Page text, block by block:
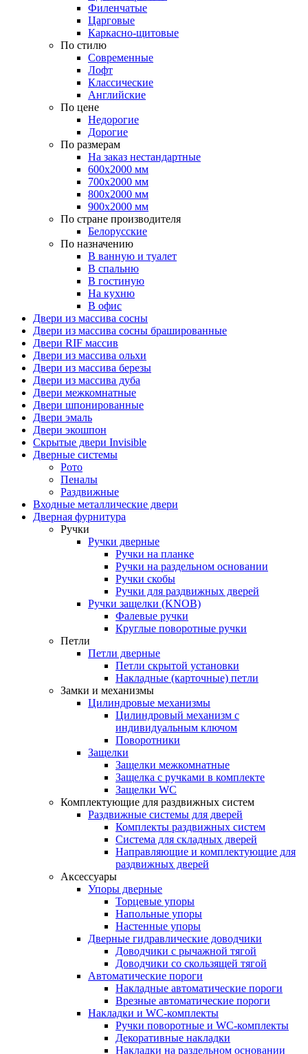
Филенчатые
Царговые
Каркасно-щитовые
По стилю
Современные
Лофт
Классические
Английские
По цене
Недорогие
Дорогие
По размерам
На заказ нестандартные
600х2000 мм
700х2000 мм
800х2000 мм
900х2000 мм
По стране производителя
Белорусские
По назначению
В ванную и туалет
В спальню
В гостиную
На кухню
В офис
Двери из массива сосны
Двери из массива сосны брашированные
Двери RIF массив
Двери из массива ольхи
Двери из массива березы
Двери из массива дуба
Двери межкомнатные
Двери шпонированные
Двери эмаль
Двери экошпон
Скрытые двери Invisible
Дверные системы
Рото
Пеналы
Раздвижные
Входные металлические двери
Дверная фурнитура
Ручки
Ручки дверные
Ручки на планке
Ручки на раздельном основании
Ручки скобы
Ручки для раздвижных дверей
Ручки защелки (KNOB)
Фалевые ручки
Круглые поворотные ручки
Петли
Петли дверные
Петли скрытой установки
Накладные (карточные) петли
Замки и механизмы
Цилиндровые механизмы
Цилиндровый механизм с
индивидуальным ключом
Поворотники
Защелки
Защелки межкомнатные
Защелка с ручками в комплекте
Защелки WC
Комплектующие для раздвижных систем
Раздвижные системы для дверей
Комплекты раздвижных систем
Система для складных дверей
Направляющие и комплектующие для
раздвижных дверей
Аксессуары
Упоры дверные
Торцевые упоры
Напольные упоры
Настенные упоры
Дверные гидравлические доводчики
Доводчики с рычажной тягой
Доводчики со скользящей тягой
Автоматические пороги
Накладные автоматические пороги
Врезные автоматические пороги
Накладки и WC-комплекты
Ручки поворотные и WC-комплекты
Декоративные накладки
Накладки на раздельном основании